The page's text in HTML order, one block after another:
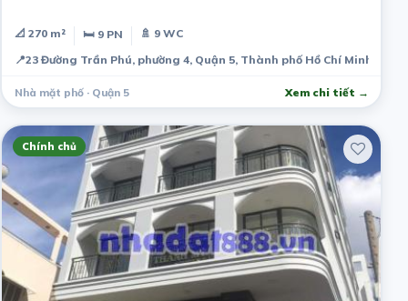
📐 270 m² 🛏 9 PN
🚿 9 WC
📍23 Đường Trần Phú, phường 4, Quận 5, Thành phố Hồ Chí Minh, Việt
Nhà mặt phố · Quận 5 Xem chi tiết →
Chính chủ